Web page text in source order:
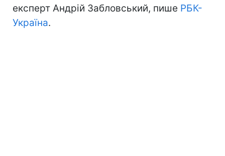
експерт Андрій Забловський, пише РБК-
Україна.